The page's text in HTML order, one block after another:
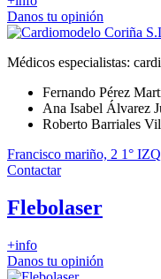
Danos tu opinión
Médicos especialistas:
Fernando Pérez
Ana Isabel Álvarez
Roberto Barriales
Francisco mariño, 2 1°
Contactar
Flebolaser
+info
Danos tu opinión